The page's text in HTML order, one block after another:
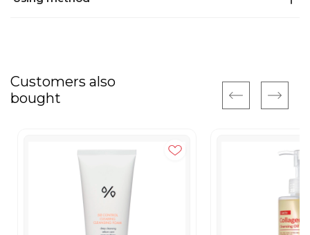
Customers also
bought